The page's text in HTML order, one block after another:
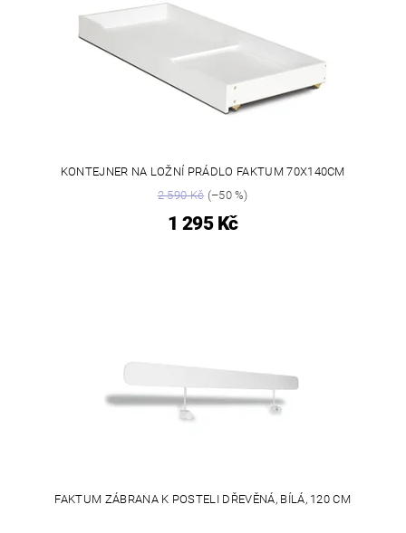
KONTEJNER NA LOŽNÍ PRÁDLO FAKTUM 70X140CM
2 590 Kč(–50 %)
1 295 Kč
FAKTUM ZÁBRANA K POSTELI DŘEVĚNÁ, BÍLÁ, 120 CM